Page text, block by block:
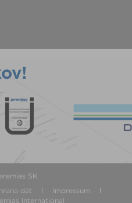
SK
dát
Impressum
International